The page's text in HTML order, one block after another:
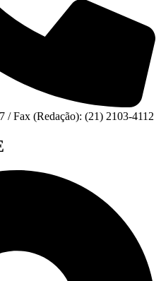
/ Fax (Redação): (21) 2103-4112